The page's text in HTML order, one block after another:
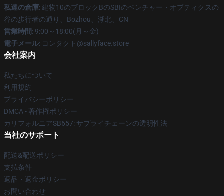
私達の倉庫: 建物10のブロックBのSBIのベンチャー・オプティクスの
谷の歩行者の通り、Bozhou、湖北、CN
営業時間: 9:00～18:00(月～金)
電子メール: コンタクト@sallyface.store
会社案内
私たちについて
利用規約
プライバシーポリシー
DMCA - 著作権ポリシー
カリフォルニアSB657: サプライチェーンの透明性法
当社のサポート
配送&配送ポリシー
支払条件
返品・返金ポリシー
お問い合わせ